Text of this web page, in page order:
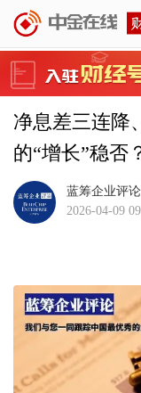
净息差三连降
的“增长”稳否
蓝筹企业评论
2026-04-09